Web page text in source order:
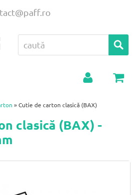
» Cutie de carton clasică (BAX)
clasică (BAX) -